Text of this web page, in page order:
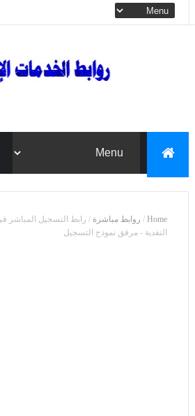
Home
/ روابط مباشرة / رابط التسجيل المباشر
النقدية - مرفق نموذح التسجيل